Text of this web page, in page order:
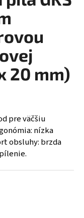
20 mm)
pre väčšiu
nízka
obsluhy: brzda